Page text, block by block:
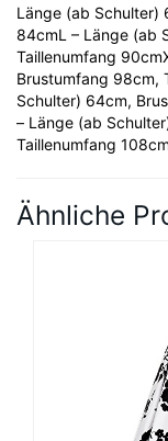
Länge (ab Schulter)
84cmL – Länge (ab
Taillenumfang
Brustumfang 98cm,
Schulter) 64cm,
– Länge (ab
Taillenumfang 108cm
Ähnliche